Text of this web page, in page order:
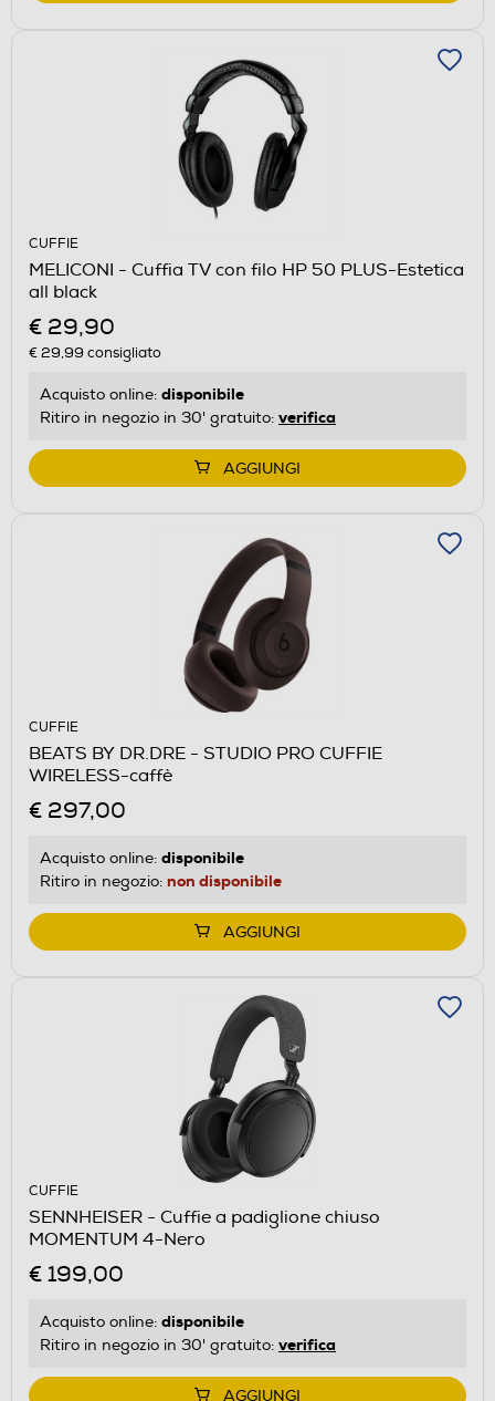
CUFFIE
MELICONI - Cuffia TV con filo HP 50 PLUS-Estetica
all black
€ 29,90
€ 29,99 consigliato
Acquisto online: disponibile
Ritiro in negozio in 30' gratuito: verifica
AGGIUNGI
CUFFIE
BEATS BY DR.DRE - STUDIO PRO CUFFIE
WIRELESS-caffè
€ 297,00
Acquisto online: disponibile
Ritiro in negozio: non disponibile
AGGIUNGI
CUFFIE
SENNHEISER - Cuffie a padiglione chiuso
MOMENTUM 4-Nero
€ 199,00
Acquisto online: disponibile
Ritiro in negozio in 30' gratuito: verifica
AGGIUNGI